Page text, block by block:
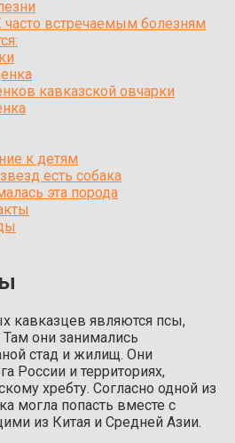
часто встречаемым болезням
кавказской овчарки
к детям
есть собака
эта порода
кавказцев являются псы,
они занимались
стад и жилищ. Они
России и территориях,
хребту. Согласно одной из
могла попасть вместе с
из Китая и Средней Азии.